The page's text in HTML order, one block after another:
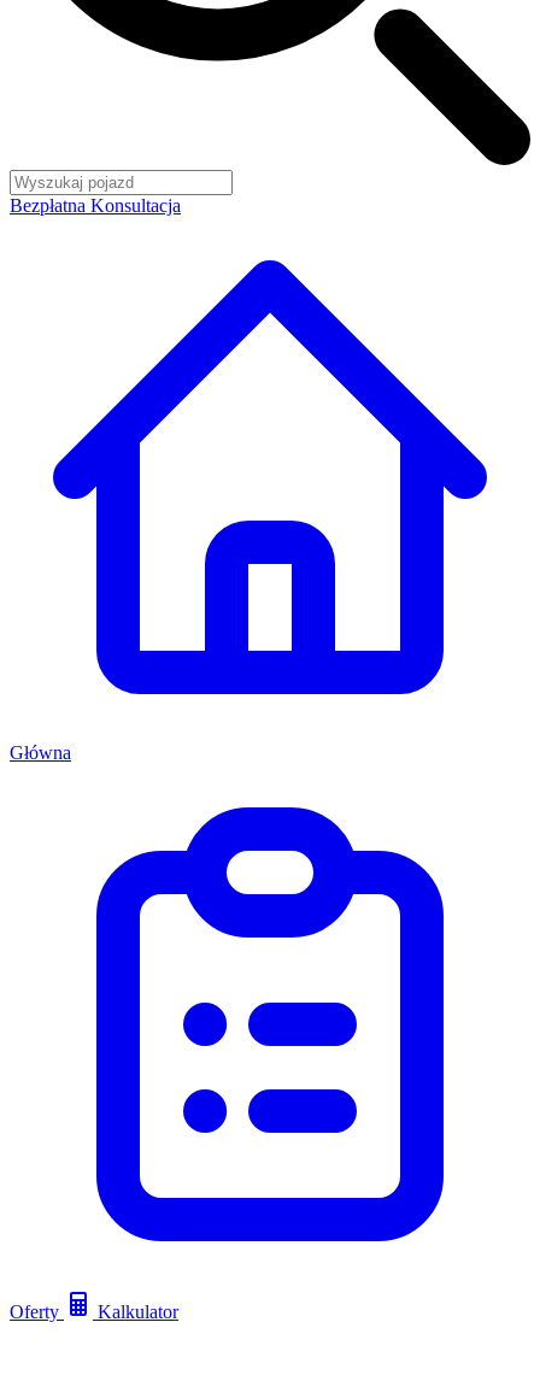
Bezpłatna Konsultacja
Główna
Oferty Kalkulator